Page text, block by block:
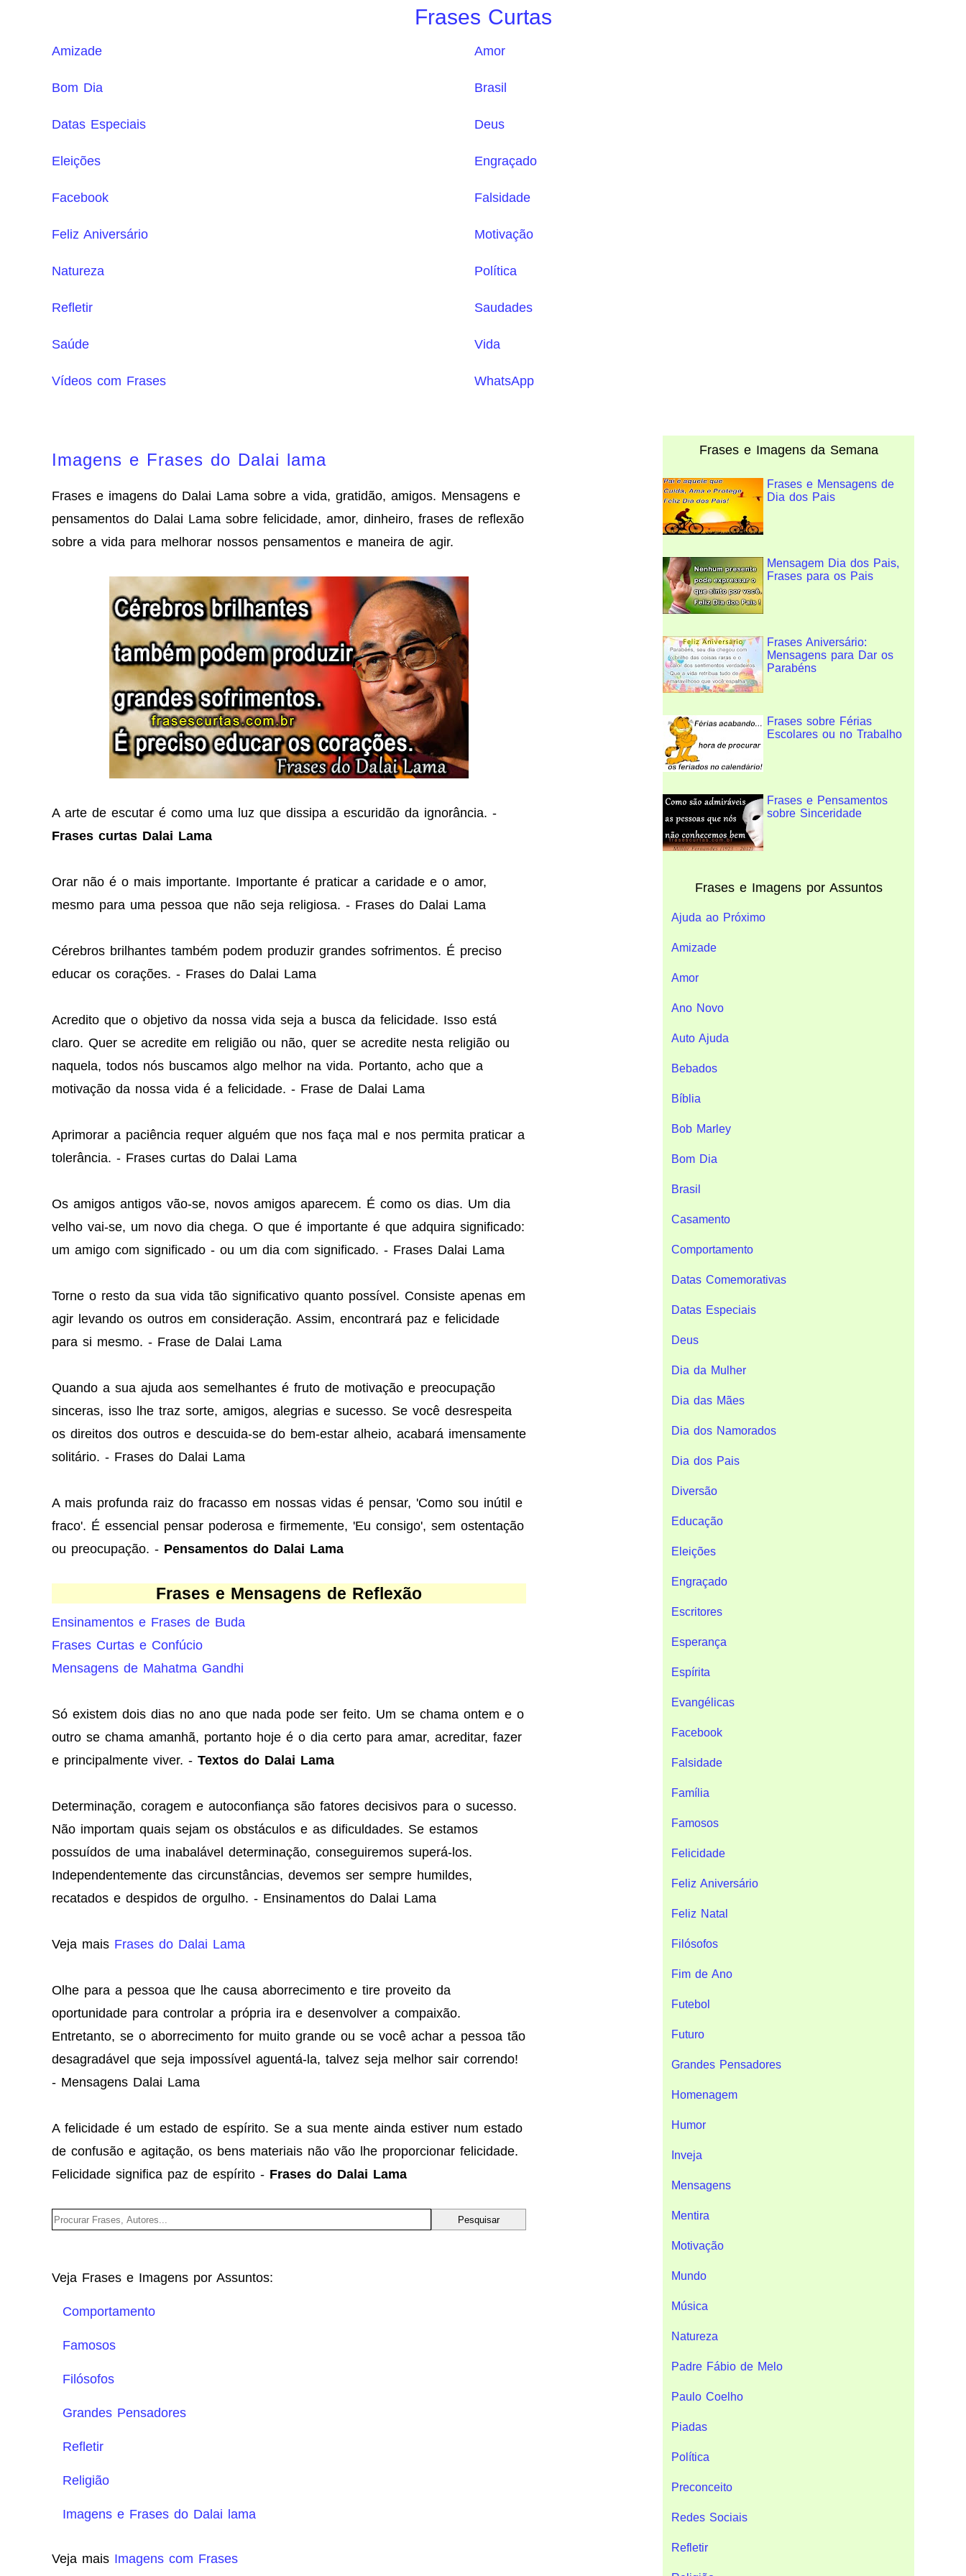
Frases Curtas
Amizade Amor
Bom Dia Brasil
Datas Especiais Deus
Eleições Engraçado
Facebook Falsidade
Feliz Aniversário Motivação
Natureza Política
Refletir Saudades
Saúde Vida
Vídeos com Frases WhatsApp
Imagens e Frases do Dalai lama
Frases e imagens do Dalai Lama sobre a vida, gratidão, amigos. Mensagens e
pensamentos do Dalai Lama sobre felicidade, amor, dinheiro, frases de reflexão
sobre a vida para melhorar nossos pensamentos e maneira de agir.
A arte de escutar é como uma luz que dissipa a escuridão da ignorância. -
Frases curtas Dalai Lama
Orar não é o mais importante. Importante é praticar a caridade e o amor,
mesmo para uma pessoa que não seja religiosa. - Frases do Dalai Lama
Cérebros brilhantes também podem produzir grandes sofrimentos. É preciso
educar os corações. - Frases do Dalai Lama
Acredito que o objetivo da nossa vida seja a busca da felicidade. Isso está
claro. Quer se acredite em religião ou não, quer se acredite nesta religião ou
naquela, todos nós buscamos algo melhor na vida. Portanto, acho que a
motivação da nossa vida é a felicidade. - Frase de Dalai Lama
Aprimorar a paciência requer alguém que nos faça mal e nos permita praticar a
tolerância. - Frases curtas do Dalai Lama
Os amigos antigos vão-se, novos amigos aparecem. É como os dias. Um dia
velho vai-se, um novo dia chega. O que é importante é que adquira significado:
um amigo com significado - ou um dia com significado. - Frases Dalai Lama
Torne o resto da sua vida tão significativo quanto possível. Consiste apenas em
agir levando os outros em consideração. Assim, encontrará paz e felicidade
para si mesmo. - Frase de Dalai Lama
Quando a sua ajuda aos semelhantes é fruto de motivação e preocupação
sinceras, isso lhe traz sorte, amigos, alegrias e sucesso. Se você desrespeita
os direitos dos outros e descuida-se do bem-estar alheio, acabará imensamente
solitário. - Frases do Dalai Lama
A mais profunda raiz do fracasso em nossas vidas é pensar, 'Como sou inútil e
fraco'. É essencial pensar poderosa e firmemente, 'Eu consigo', sem ostentação
ou preocupação. - Pensamentos do Dalai Lama
Frases e Mensagens de Reflexão
Ensinamentos e Frases de Buda
Frases Curtas e Confúcio
Mensagens de Mahatma Gandhi
Só existem dois dias no ano que nada pode ser feito. Um se chama ontem e o
outro se chama amanhã, portanto hoje é o dia certo para amar, acreditar, fazer
e principalmente viver. - Textos do Dalai Lama
Determinação, coragem e autoconfiança são fatores decisivos para o sucesso.
Não importam quais sejam os obstáculos e as dificuldades. Se estamos
possuídos de uma inabalável determinação, conseguiremos superá-los.
Independentemente das circunstâncias, devemos ser sempre humildes,
recatados e despidos de orgulho. - Ensinamentos do Dalai Lama
Veja mais Frases do Dalai Lama
Olhe para a pessoa que lhe causa aborrecimento e tire proveito da
oportunidade para controlar a própria ira e desenvolver a compaixão.
Entretanto, se o aborrecimento for muito grande ou se você achar a pessoa tão
desagradável que seja impossível aguentá-la, talvez seja melhor sair correndo!
- Mensagens Dalai Lama
A felicidade é um estado de espírito. Se a sua mente ainda estiver num estado
de confusão e agitação, os bens materiais não vão lhe proporcionar felicidade.
Felicidade significa paz de espírito - Frases do Dalai Lama
Veja Frases e Imagens por Assuntos:
Comportamento
Famosos
Filósofos
Grandes Pensadores
Refletir
Religião
Imagens e Frases do Dalai lama
Veja mais Imagens com Frases
Frases e Imagens da Semana
Frases e Mensagens de
Dia dos Pais
Mensagem Dia dos Pais,
Frases para os Pais
Frases Aniversário:
Mensagens para Dar os
Parabéns
Frases sobre Férias
Escolares ou no Trabalho
Frases e Pensamentos
sobre Sinceridade
Frases e Imagens por Assuntos
Ajuda ao Próximo
Amizade
Amor
Ano Novo
Auto Ajuda
Bebados
Bíblia
Bob Marley
Bom Dia
Brasil
Casamento
Comportamento
Datas Comemorativas
Datas Especiais
Deus
Dia da Mulher
Dia das Mães
Dia dos Namorados
Dia dos Pais
Diversão
Educação
Eleições
Engraçado
Escritores
Esperança
Espírita
Evangélicas
Facebook
Falsidade
Família
Famosos
Felicidade
Feliz Aniversário
Feliz Natal
Filósofos
Fim de Ano
Futebol
Futuro
Grandes Pensadores
Homenagem
Humor
Inveja
Mensagens
Mentira
Motivação
Mundo
Música
Natureza
Padre Fábio de Melo
Paulo Coelho
Piadas
Política
Preconceito
Redes Sociais
Refletir